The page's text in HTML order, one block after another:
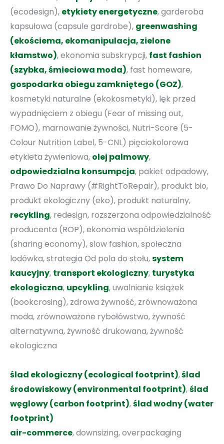
(ecodesign), etykiety energetyczne, garderoba
kapsułowa (capsule gardrobe), greenwashing
(ekościema, ekomanipulacja, zielone
kłamstwo), ekonomia subskrypcji, fast fashion
(szybka, śmieciowa moda), fast homeware,
gospodarka obiegu zamkniętego (GOZ),
kosmetyki naturalne (ekokosmetyki), lęk przed
wypadnięciem z obiegu (Fear of missing out,
FOMO), marnowanie żywności, Nutri-Score (5-
Colour Nutrition Label, 5-CNL) pięciokolorowa
etykieta żywieniowa, olej palmowy,
odpowiedzialna konsumpcja, pakiet odpadowy,
Prawo Do Naprawy (#RightToRepair), produkt bio,
produkt ekologiczny (eko), produkt naturalny,
recykling, redesign, rozszerzona odpowiedzialność
producenta (ROP), ekonomia współdzielenia
(sharing economy), slow fashion, społeczna
lodówka, strategia Od pola do stołu,system
kaucyjny, transport ekologiczny, turystyka
ekologiczna, upcykling, uwalnianie książek
(bookcrosing), zdrowa żywność, zrównoważona
moda, zrównoważone rybołówstwo, żywność
alternatywna, żywność drukowana, żywność
ekologiczna
ślad ekologiczny (ecological footprint),ślad
środowiskowy (environmental footprint),ślad
węglowy (carbon footprint),ślad wodny (water
footprint)
air-commerce, downsizing, overpackaging